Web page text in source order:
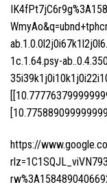
1c.1.64.psy-
https://